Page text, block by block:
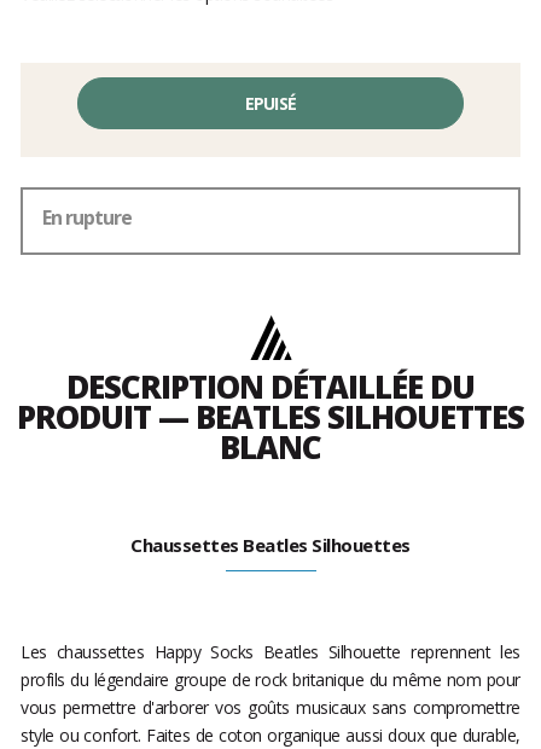
EPUISÉ
En rupture
DESCRIPTION DÉTAILLÉE DU
PRODUIT — BEATLES SILHOUETTES
BLANC
Chaussettes Beatles Silhouettes
Les chaussettes Happy Socks Beatles Silhouette reprennent les
profils du légendaire groupe de rock britanique du même nom pour
vous permettre d'arborer vos goûts musicaux sans compromettre
style ou confort. Faites de coton organique aussi doux que durable,